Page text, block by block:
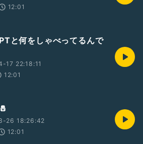
12:01
と何をしゃべってるんで
17 22:18:11
12:01
26 18:26:42
12:01